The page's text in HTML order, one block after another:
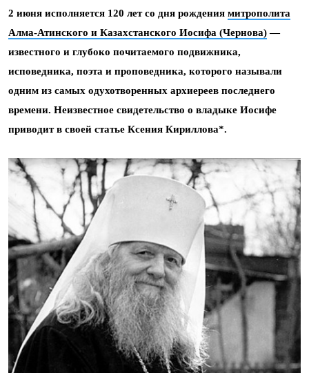
2 июня исполняется 120 лет со дня рождения митрополита
Алма-Атинского и Казахстанского Иосифа (Чернова)—
известного и глубоко почитаемого подвижника,
исповедника, поэта и проповедника, которого называли
одним из самых одухотворенных архиереев последнего
времени. Неизвестное свидетельство о владыке Иосифе
приводит в своей статье Ксения Кириллова*.